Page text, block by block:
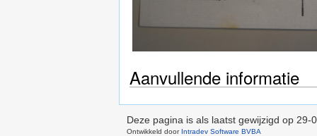
Aanvullende informatie
Deze pagina is als laatst gewijzigd op 29-
Ontwikkeld door Intradev Software BVBA